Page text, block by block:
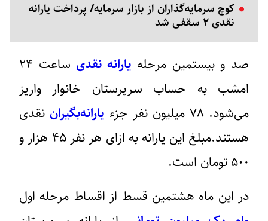
کوچ سرمایه‌گذاران از بازار سرمایه/ پرداخت یارانه
نقدی ۲ سقفی شد
صد و بیستمین مرحله یارانه نقدی
ساعت ۲۴
امشب به حساب سرپرستان خانوار واریز
می‌شود. ۷۸ میلیون نفر جزء
یارانه‌بگیران نقدی
هستند.مبلغ این یارانه به ازای هر نفر ۴۵ هزار و
۵۰۰ تومان است.
در این ماه هشتمین قسط از اقساط مرحله اول